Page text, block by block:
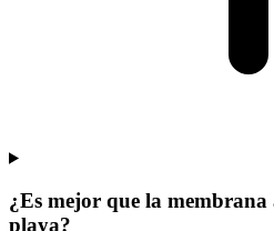
¿Es mejor que la membrana
playa?